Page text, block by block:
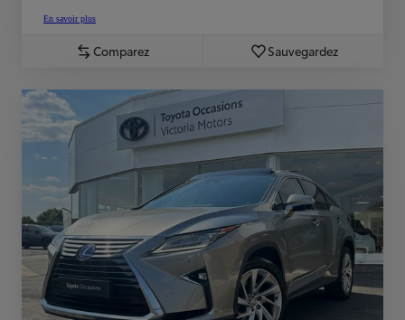
En savoir plus
Comparez Sauvegardez